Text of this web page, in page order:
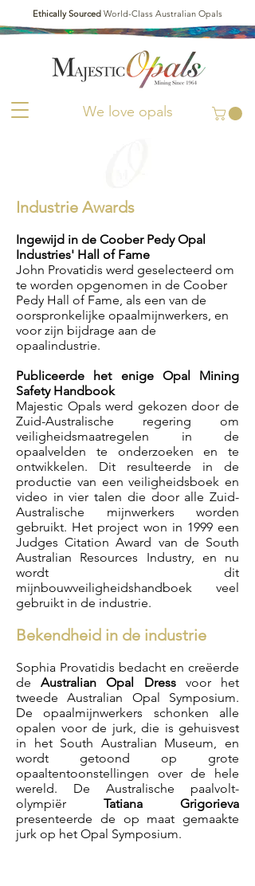
We love opals
Ethically Sourced World-Class Australian Opals
Industrie Awards
Ingewijd in de Coober Pedy Opal
Industries' Hall of Fame
John Provatidis werd geselecteerd om
te worden opgenomen in de Coober
Pedy Hall of Fame, als een van de
oorspronkelijke opaalmijnwerkers, en
voor zijn bijdrage aan de
opaalindustrie.
Publiceerde het enige Opal Mining
Safety Handbook
Majestic Opals werd gekozen door de
Zuid-Australische regering om
veiligheidsmaatregelen in de
opaalvelden te onderzoeken en te
ontwikkelen. Dit resulteerde in de
productie van een veiligheidsboek en
video in vier talen die door alle Zuid-
Australische mijnwerkers worden
gebruikt. Het project won in 1999 een
Judges Citation Award van de South
Australian Resources Industry, en nu
wordt dit
mijnbouwveiligheidshandboek veel
gebruikt in de industrie.
Bekendheid in de industrie
Sophia Provatidis bedacht en creëerde
deAustralian Opal Dressvoor het
tweede Australian Opal Symposium.
De opaalmijnwerkers schonken alle
opalen voor de jurk, die is gehuisvest
in het South Australian Museum, en
wordt getoond op grote
opaaltentoonstellingen over de hele
wereld. De Australische paalvolt-
olympiër Tatiana Grigorieva
presenteerde de op maat gemaakte
jurk op het Opal Symposium.